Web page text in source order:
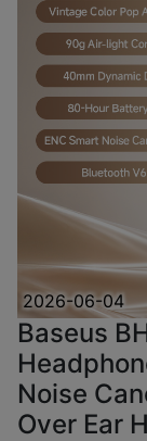
2026-06-04
Baseus
Noise
Over Ear